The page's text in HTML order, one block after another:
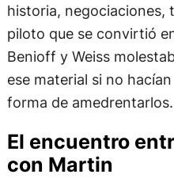
historia, negociaciones,
piloto que se convirtió
Benioff y Weiss
ese material si no
forma de amedrentarlos.
El encuentro
con Martin